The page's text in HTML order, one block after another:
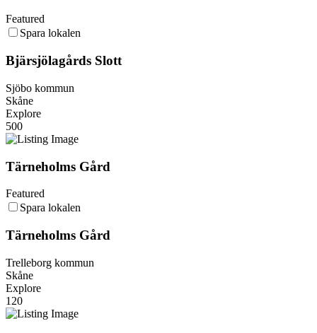
Featured
Spara lokalen
Bjärsjölagårds Slott
Sjöbo kommun
Skåne
Explore
500
Tärneholms Gård
Featured
Spara lokalen
Tärneholms Gård
Trelleborg kommun
Skåne
Explore
120